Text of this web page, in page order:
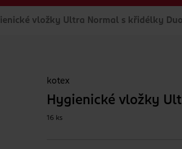
vložky Ultra Normal s křidélky
kotex
Hygienické vložky
16 ks